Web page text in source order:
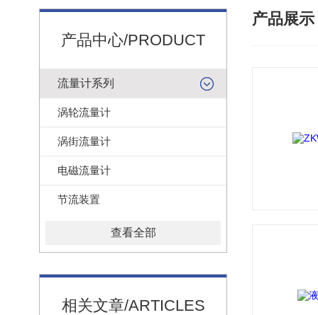
产品中心/PRODUCT
流量计系列
涡轮流量计
涡街流量计
电磁流量计
节流装置
查看全部
相关文章/ARTICLES
产品展示